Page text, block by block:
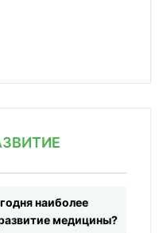
наиболее
медицины?